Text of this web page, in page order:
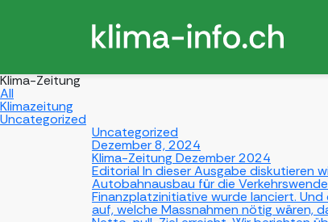
Klima-Zeitung
All
Klimazeitung
Uncategorized
Uncategorized
Dezember 8, 2024
Klima-Zeitung Dezember 2024
Editorial In dieser Ausgabe diskutieren
Autobahnausbau für die
Finanzplatzinitiative wurde lanciert.
auf, welche Massnahmen nötig wären,